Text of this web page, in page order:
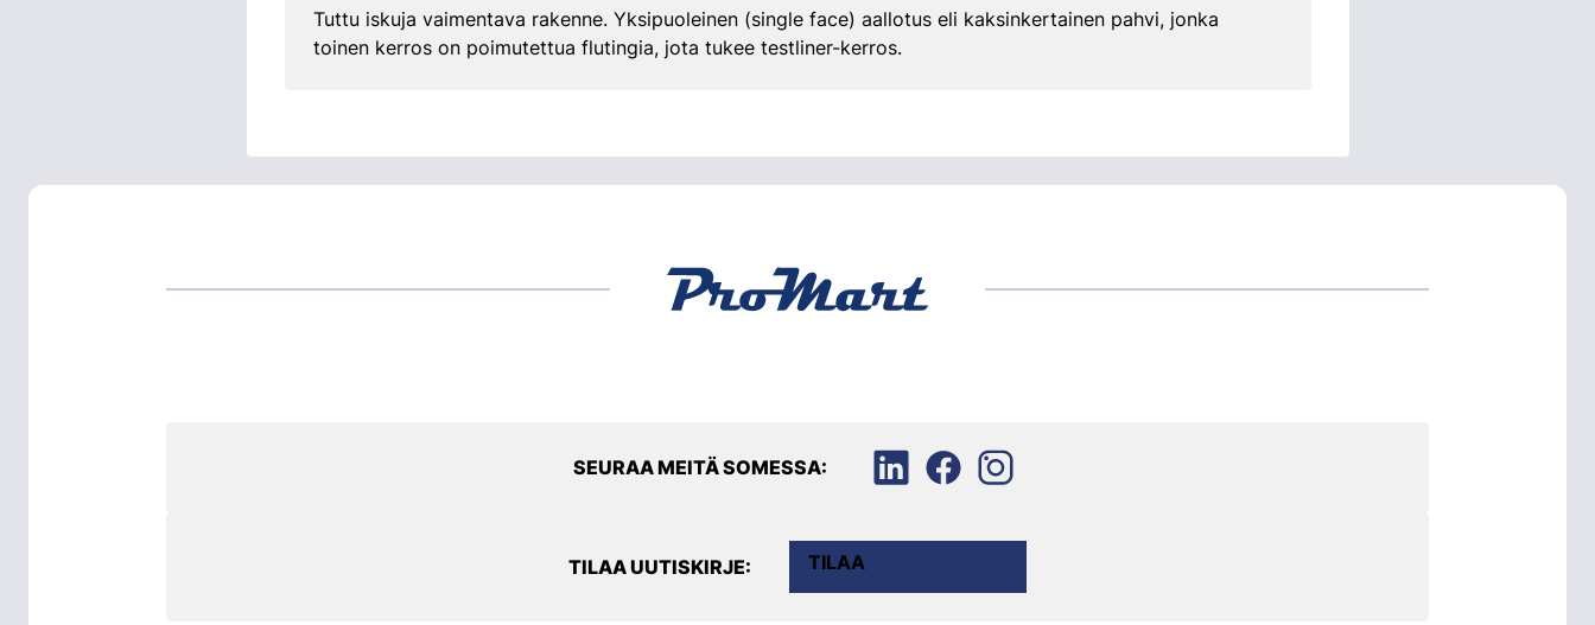
Tuttu iskuja vaimentava rakenne. Yksipuoleinen (single face) aallotus eli kaksinkertainen pahvi, jonka
toinen kerros on poimutettua flutingia, jota tukee testliner-kerros.
SEURAA MEITÄ SOMESSA:
TILAA UUTISKIRJE: TILAA